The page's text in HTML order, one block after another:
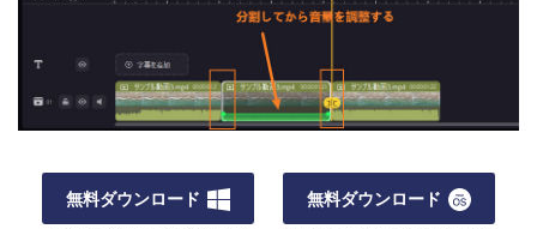
無料ダウンロード 無料ダウンロード